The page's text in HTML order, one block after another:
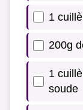
1
200g
1
soude